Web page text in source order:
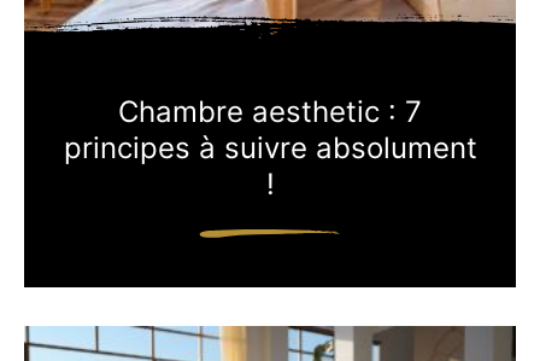
Chambre aesthetic : 7
principes à suivre absolument
!